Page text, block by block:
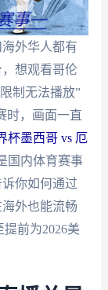
外华人都有
想观看哥伦
制无法播放”
时，画面一直
杯墨西哥 vs 厄
国内体育赛事
你如何通过
外也能流畅
前为2026美